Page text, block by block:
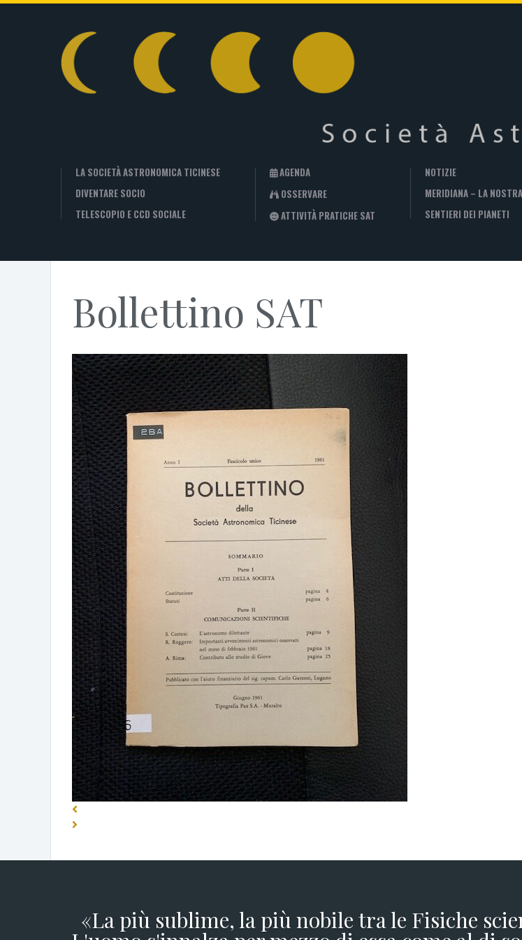
LA SOCIETÀ ASTRONOMICA TICINESE
DIVENTARE SOCIO
TELESCOPIO E CCD SOCIALE
AGENDA
OSSERVARE
ATTIVITÀ PRATICHE SAT
NOTIZIE
MERIDIANA – LA
SENTIERI DEI PIANETI
Bollettino SAT
«La più sublime, la più nobile tra le Fisiche